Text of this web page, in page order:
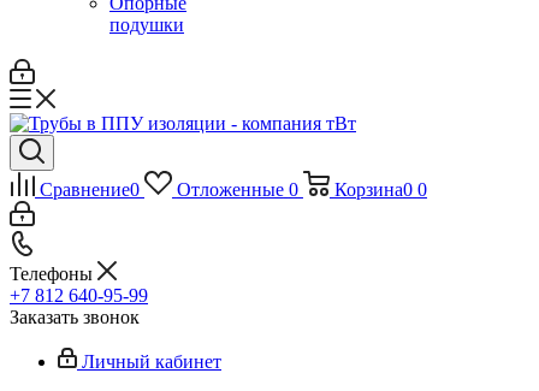
подушки
Сравнение0 Отложенные 0 Корзина0 0
Телефоны
+7 812 640-95-99
Заказать звонок
Личный кабинет